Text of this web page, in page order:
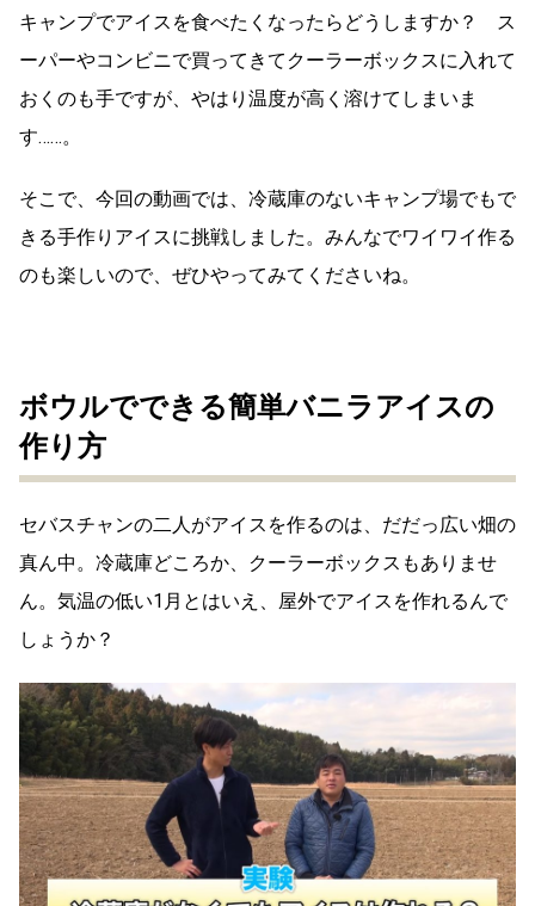
キャンプでアイスを食べたくなったらどうしますか？ ス
ーパーやコンビニで買ってきてクーラーボックスに入れて
おくのも手ですが、やはり温度が高く溶けてしまいま
す……。
そこで、今回の動画では、冷蔵庫のないキャンプ場でもで
きる手作りアイスに挑戦しました。みんなでワイワイ作る
のも楽しいので、ぜひやってみてくださいね。
ボウルでできる簡単バニラアイスの
作り方
セバスチャンの二人がアイスを作るのは、だだっ広い畑の
真ん中。冷蔵庫どころか、クーラーボックスもありませ
ん。気温の低い1月とはいえ、屋外でアイスを作れるんで
しょうか？